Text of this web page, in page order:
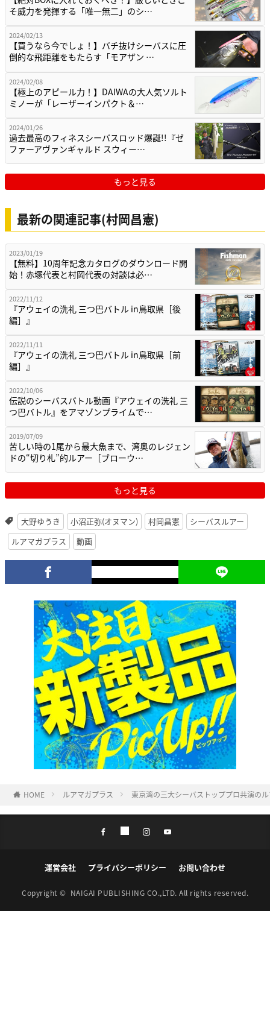
そ威力を発揮する「唯一無二」のシ…
2024/02/13
【買うなら今でしょ！】バチ抜けシーバスに圧
倒的な飛距離をもたらす「モアザン …
2024/02/08
【極上のアピール力！】DAIWAの大人気ソルト
ミノーが「レーザーインパクト＆…
2024/01/26
過去最高のフィネスシーバスロッド爆誕!!『ゼ
ファーアヴァンギャルド スウィー…
もっと見る
最新の関連記事(村岡昌憲)
2023/01/19
【無料】10周年記念カタログのダウンロード開
始！赤塚代表と村岡代表の対談は必…
2022/11/12
『アウェイの洗礼 三つ巴バトル in鳥取県［後
編］』
2022/11/11
『アウェイの洗礼 三つ巴バトル in鳥取県［前
編］』
2022/10/06
伝説のシーバスバトル動画『アウェイの洗礼 三
つ巴バトル』をアマゾンプライムで…
2019/07/09
苦しい時の1尾から最大魚まで、湾奥のレジェン
ドの“切り札”的ルアー［ブローウ…
もっと見る
大野ゆうき 小沼正弥(オヌマン) 村岡昌憲
シーバスルアー
ルアマガプラス
動画
HOME ルアマガプラス 東京湾の三大シーバストッププロ共演の
運営会社 プライバシーポリシー お問い合わせ
Copyright © NAIGAI PUBLISHING CO.,LTD. All rights reserved.